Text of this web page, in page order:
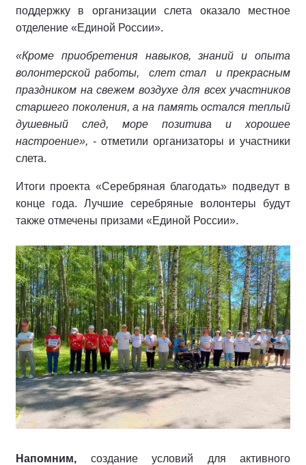
поддержку в организации слета оказало местное
отделение «Единой России».
«Кроме приобретения навыков, знаний и опыта
волонтерской работы,
слет стал
и прекрасным
праздником на свежем воздухе для всех участников
старшего поколения, а на память остался теплый
душевный след, море позитива и хорошее
настроение», - отметили организаторы и участники
слета.
Итоги проекта «Серебряная благодать» подведут в
конце года. Лучшие серебряные волонтеры будут
также отмечены призами «Единой России».
Напомним, создание условий для активного